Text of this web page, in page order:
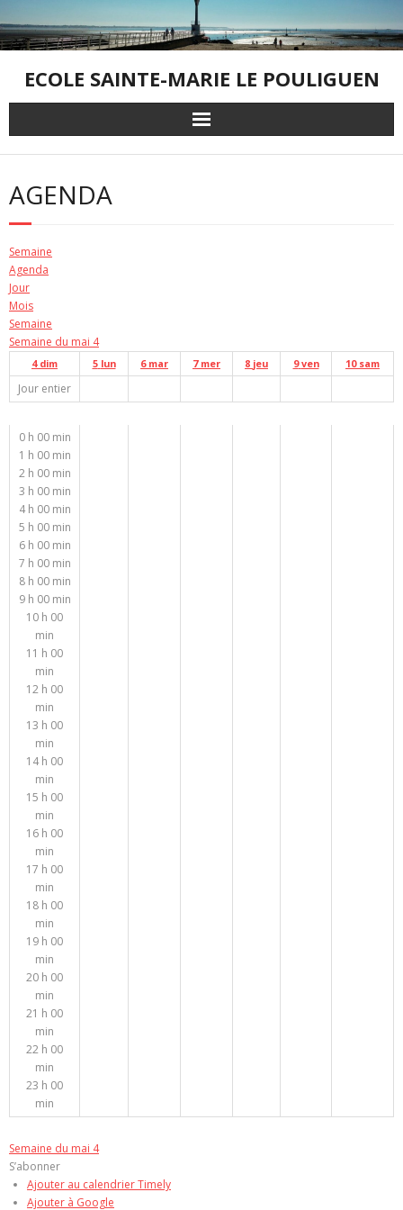
to
content
ECOLE SAINTE-MARIE LE POULIGUEN
AGENDA
Semaine
Agenda
Jour
Mois
Semaine
Semaine du mai 4
4 dim 5 lun 6 mar 7 mer 8 jeu 9 ven 10 sam
Jour entier
0 h 00 min
1 h 00 min
2 h 00 min
3 h 00 min
4 h 00 min
5 h 00 min
6 h 00 min
7 h 00 min
8 h 00 min
9 h 00 min
10 h 00
min
11 h 00
min
12 h 00
min
13 h 00
min
14 h 00
min
15 h 00
min
16 h 00
min
17 h 00
min
18 h 00
min
19 h 00
min
20 h 00
min
21 h 00
min
22 h 00
min
23 h 00
min
Semaine du mai 4
S’abonner
Ajouter au calendrier Timely
Ajouter à Google